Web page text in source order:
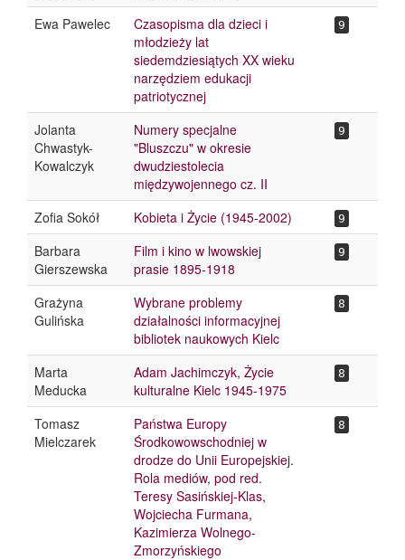
Ewa Pawelec
Czasopisma dla dzieci i
młodzieży lat
siedemdziesiątych XX wieku
narzędziem edukacji
patriotycznej
9
Jolanta
Chwastyk-
Kowalczyk
Numery specjalne
"Bluszczu" w okresie
dwudziestolecia
międzywojennego cz. II
9
Zofia Sokół Kobieta i Życie (1945-2002) 9
Barbara
Gierszewska
Film i kino w lwowskiej
prasie 1895-1918
9
Grażyna
Gulińska
Wybrane problemy
działalności informacyjnej
bibliotek naukowych Kielc
8
Marta
Meducka
Adam Jachimczyk, Życie
kulturalne Kielc 1945-1975
8
Tomasz
Mielczarek
Państwa Europy
Środkowowschodniej w
drodze do Unii Europejskiej.
Rola mediów, pod red.
Teresy Sasińskiej-Klas,
Wojciecha Furmana,
Kazimierza Wolnego-
Zmorzyńskiego
8